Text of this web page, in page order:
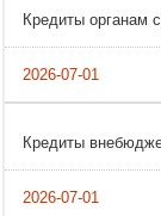
Кредиты органам
Кредиты